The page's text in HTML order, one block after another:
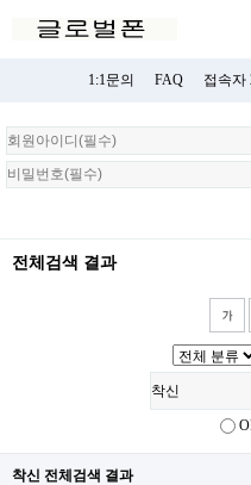
1:1문의 FAQ 접속자
회
원
로
전체검색 결과
착신 전체검색 결과